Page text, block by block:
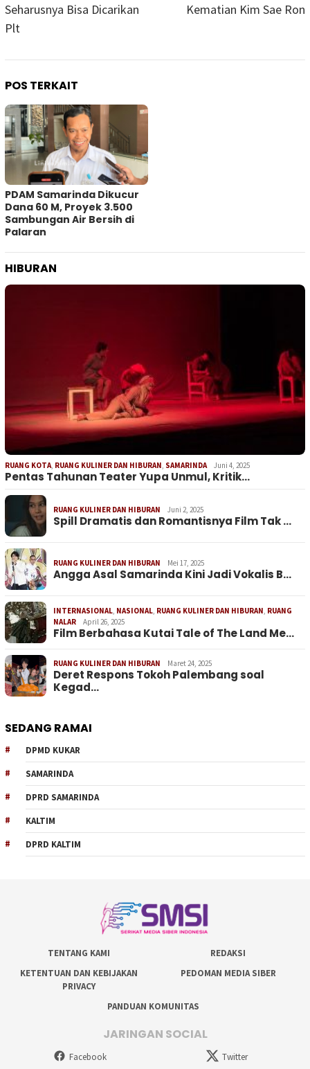
Seharusnya Bisa Dicarikan
Plt
Kematian Kim Sae Ron
POS TERKAIT
PDAM Samarinda Dikucur
Dana 60 M, Proyek 3.500
Sambungan Air Bersih di
Palaran
HIBURAN
RUANG KOTA, RUANG KULINER DAN HIBURAN, SAMARINDA Juni 4, 2025
Pentas Tahunan Teater Yupa Unmul, Kritik…
RUANG KULINER DAN HIBURAN Juni 2, 2025
Spill Dramatis dan Romantisnya Film Tak …
RUANG KULINER DAN HIBURAN Mei 17, 2025
Angga Asal Samarinda Kini Jadi Vokalis B…
INTERNASIONAL, NASIONAL, RUANG KULINER DAN HIBURAN, RUANG
NALAR
April 26, 2025
Film Berbahasa Kutai Tale of The Land Me…
RUANG KULINER DAN HIBURAN Maret 24, 2025
Deret Respons Tokoh Palembang soal
Kegad…
SEDANG RAMAI
DPMD KUKAR
SAMARINDA
DPRD SAMARINDA
KALTIM
DPRD KALTIM
TENTANG KAMI
REDAKSI
KETENTUAN DAN KEBIJAKAN
PRIVACY
PEDOMAN MEDIA SIBER
PANDUAN KOMUNITAS
JARINGAN SOCIAL
Facebook Twitter